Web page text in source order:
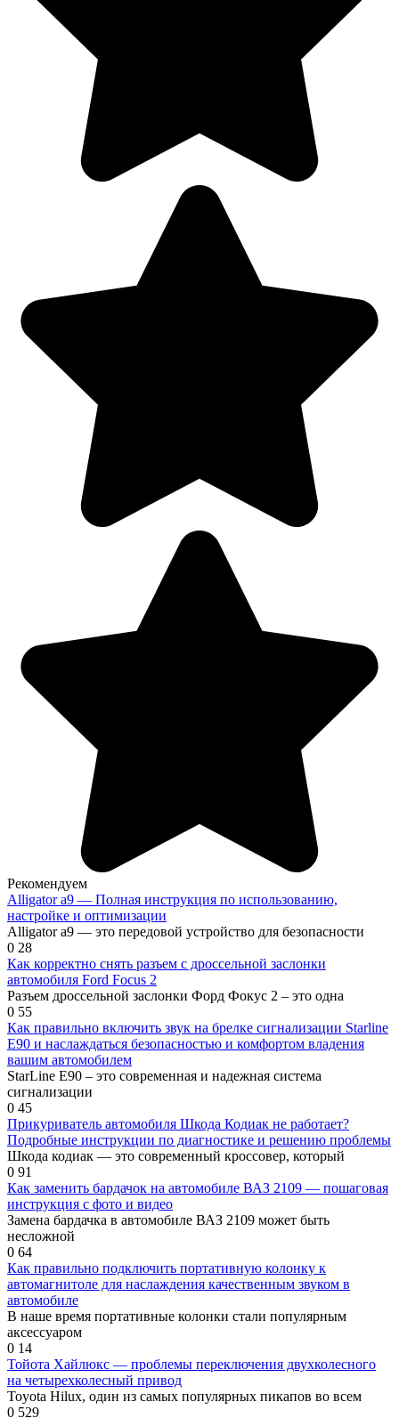
Рекомендуем
Alligator a9 — Полная инструкция по использованию,
настройке и оптимизации
Alligator a9 — это передовой устройство для безопасности
0 28
Как корректно снять разъем с дроссельной заслонки
автомобиля Ford Focus 2
Разъем дроссельной заслонки Форд Фокус 2 – это одна
0 55
Как правильно включить звук на брелке сигнализации Starline
E90 и наслаждаться безопасностью и комфортом владения
вашим автомобилем
StarLine Е90 – это современная и надежная система
сигнализации
0 45
Прикуриватель автомобиля Шкода Кодиак не работает?
Подробные инструкции по диагностике и решению проблемы
Шкода кодиак — это современный кроссовер, который
0 91
Как заменить бардачок на автомобиле ВАЗ 2109 — пошаговая
инструкция с фото и видео
Замена бардачка в автомобиле ВАЗ 2109 может быть
несложной
0 64
Как правильно подключить портативную колонку к
автомагнитоле для наслаждения качественным звуком в
автомобиле
В наше время портативные колонки стали популярным
аксессуаром
0 14
Тойота Хайлюкс — проблемы переключения двухколесного
на четырехколесный привод
Toyota Hilux, один из самых популярных пикапов во всем
0 529